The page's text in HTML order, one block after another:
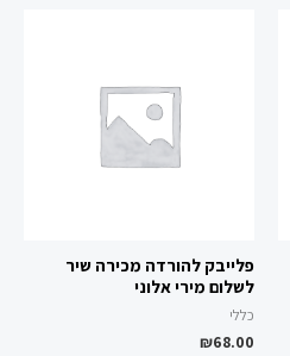
פלייבק להורדה מכירה שיר
לשלום מירי אלוני
כללי
₪68.00